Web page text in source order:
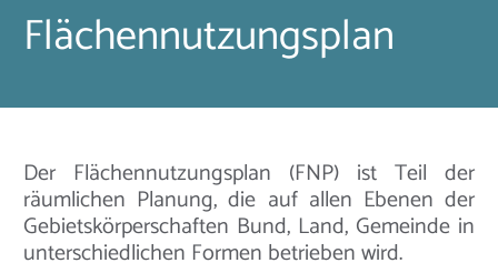
Flächennutzungsplan
Der Flächennutzungsplan (FNP) ist Teil der
räumlichen Planung, die auf allen Ebenen der
Gebietskörperschaften Bund, Land, Gemeinde in
unterschiedlichen Formen betrieben wird.